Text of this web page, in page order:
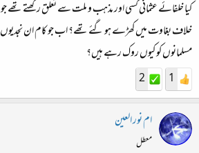
کیا خلفائے عثمانی کسی اور مذہب و ملت سے تعلق رکھتے
خلاف بغاوت میں کھڑے ہو گئے تھے؟ اب جو کام ان
مسلمانوں کو کیوں روک رہے ہیں؟
1
2
ام نور العين
معطل